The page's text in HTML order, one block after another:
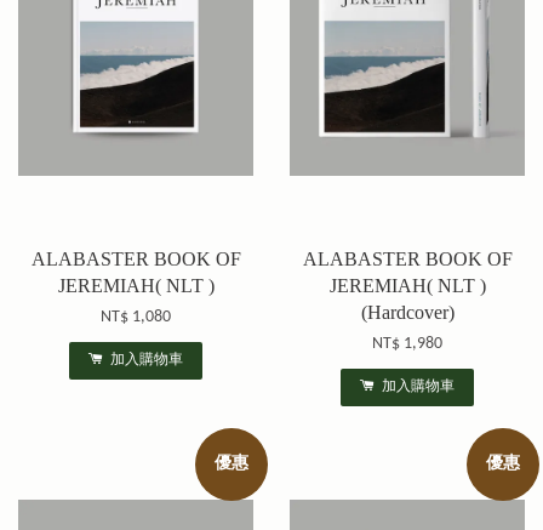
ALABASTER BOOK OF
JEREMIAH( NLT )
NT$ 1,080
加入購物車
ALABASTER BOOK OF
JEREMIAH( NLT )
(Hardcover)
NT$ 1,980
加入購物車
優惠 優惠